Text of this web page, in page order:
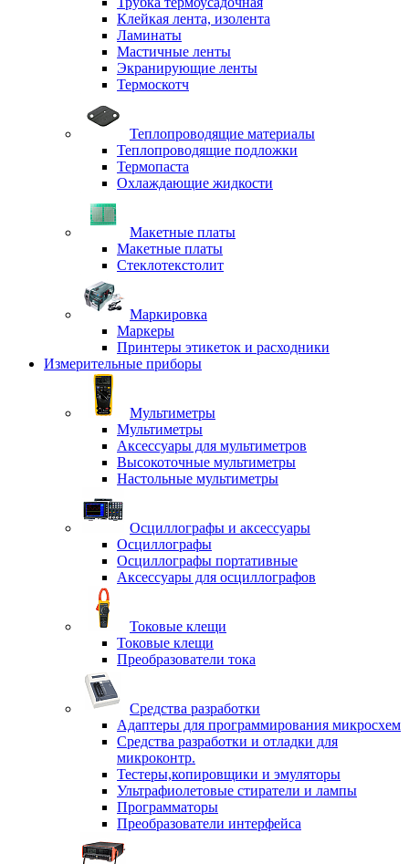
Клейкая лента, изолента
Ламинаты
Мастичные ленты
Экранирующие ленты
Термоскотч
Теплопроводящие материалы
Теплопроводящие подложки
Термопаста
Охлаждающие жидкости
Макетные платы
Макетные платы
Стеклотекстолит
Маркировка
Маркеры
Принтеры этикеток и расходники
Измерительные приборы
Мультиметры
Мультиметры
Аксессуары для мультиметров
Высокоточные мультиметры
Настольные мультиметры
Осциллографы и аксессуары
Осциллографы
Осциллографы портативные
Аксессуары для осциллографов
Токовые клещи
Токовые клещи
Преобразователи тока
Средства разработки
Адаптеры для программирования микросхем
Средства разработки и отладки для
микроконтр.
Тестеры,копировщики и эмуляторы
Ультрафиолетовые стиратели и лампы
Программаторы
Преобразователи интерфейса